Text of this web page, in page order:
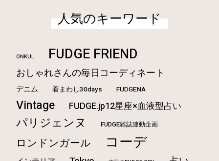
人気のキーワード
ONKUL FUDGE FRIEND
おしゃれさんの毎日コーディネート
デニム 着まわし30days FUDGENA
Vintage FUDGE.jp12星座×血液型占い
パリジェンヌ FUDGE雑誌連動企画
ロンドンガール コーデ